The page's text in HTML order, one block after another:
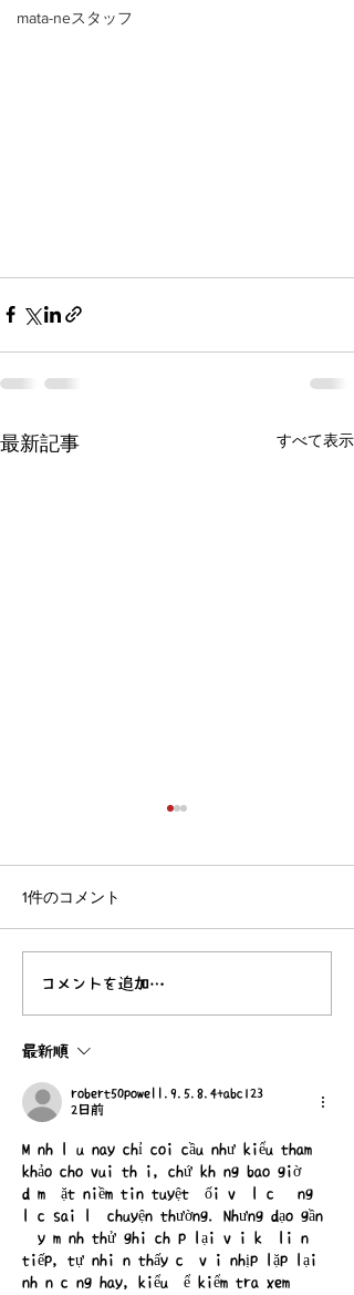
mata-neスタッフ
最新記事 すべて表示
1件のコメント
コメントを追加…
最新順
robert50powell.9.5.8.4+abc123
2日前
Mình lâu nay chỉ coi cầu như kiểu tham
khảo cho vui thôi, chứ không bao giờ
dám đặt niềm tin tuyệt đối vì lúc đúng
lúc sai là chuyện thường. Nhưng dạo gần
đây mình thử ghi chép lại vài kỳ liên
tiếp, tự nhiên thấy có vài nhịp lặp lại
nhìn cũng hay, kiểu để kiểm tra xem